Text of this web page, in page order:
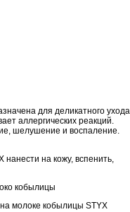
для деликатного ухода
аллергических реакций.
шелушение и воспаление.
на кожу, вспенить,
кобылицы
молоке кобылицы STYX